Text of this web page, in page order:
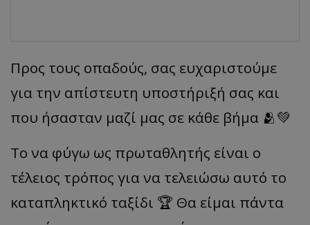
Προς τους οπαδούς, σας ευχαριστούμε
για την απίστευτη υποστήριξή σας και
που ήσασταν μαζί μας σε κάθε βήμα 🫂💚
Το να φύγω ως πρωταθλητής είναι ο
τέλειος τρόπος για να τελειώσω αυτό το
καταπληκτικό ταξίδι 🏆 Θα είμαι πάντα